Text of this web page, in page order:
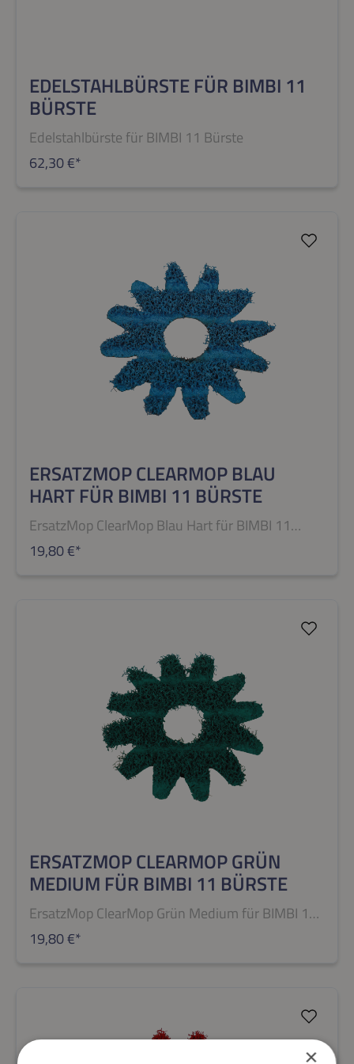
EDELSTAHLBÜRSTE FÜR BIMBI 11
BÜRSTE
62,30 €*
ERSATZMOP CLEARMOP BLAU
HART FÜR BIMBI 11 BÜRSTE
ErsatzMop ClearMop Blau Hart für BIMBI 11
Bürste
19,80 €*
ERSATZMOP CLEARMOP GRÜN
MEDIUM FÜR BIMBI 11 BÜRSTE
ErsatzMop ClearMop Grün Medium für BIMBI 11
Bürste
19,80 €*
×